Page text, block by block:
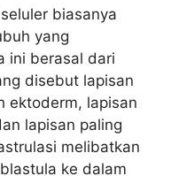
biasanya
yang
ini berasal dari
disebut lapisan
ektoderm, lapisan
lapisan paling
melibatkan
ke dalam